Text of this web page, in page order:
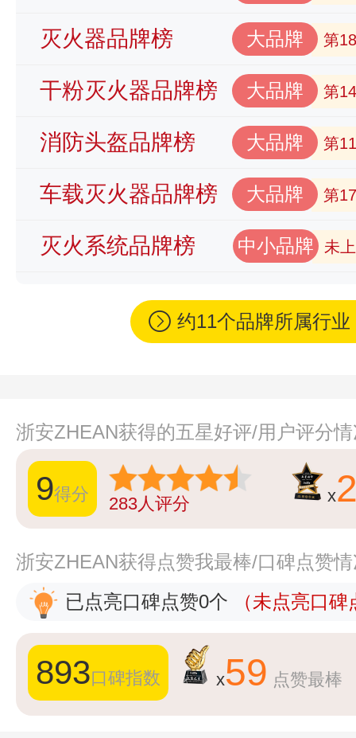
灭火器品牌榜 大品牌 第
干粉灭火器品牌榜 大品牌 第
消防头盔品牌榜 大品牌 第
车载灭火器品牌榜 大品牌 第
灭火系统品牌榜 中小品牌 未
约11个品牌所属行
浙安ZHEAN获得的五星好评/用户评分
9得分 283人评分 x
浙安ZHEAN获得点赞我最棒/口碑点赞
已点亮口碑点赞0个
（未点亮口
893口碑指数 x59 点赞最棒